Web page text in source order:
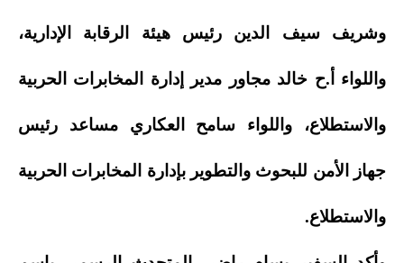
وشريف سيف الدين رئيس هيئة الرقابة الإدارية،
واللواء أ.ح خالد مجاور مدير إدارة المخابرات الحربية
والاستطلاع، واللواء سامح العكاري مساعد رئيس
جهاز الأمن للبحوث والتطوير بإدارة المخابرات الحربية
والاستطلاع.